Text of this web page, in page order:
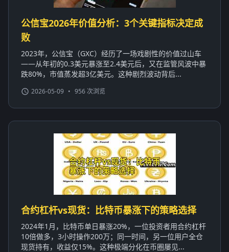
公信宝2026年价值分析：3个关键指标决定成
败
2023年，公信宝（GXC）经历了一场戏剧性的价值过山车
——从年初的0.3美元暴涨至2.4美元后，又在监管风波中暴
跌80%，市值蒸发超3亿美元。这种剧烈波动背后...
2026-05-09 • 956 次浏览
合约杠杆vs现货：比特币暴涨下的策略选择
2024年1月，比特币单日暴涨20%，一位投资者用合约杠杆
10倍做多，3小时操作200万；同一时间，另一位用户全仓
现货持有，收益仅15%。这种极端分化在币圈屡见...